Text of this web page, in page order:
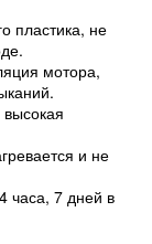
пластика, не
мотора,
и не
часа, 7 дней в